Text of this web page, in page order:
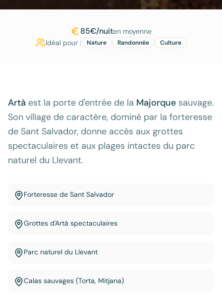
85€/nuiten moyenne
Idéal pour :
Nature Randonnée Culture
Artà est la porte d'entrée de la Majorque sauvage.
Son village de caractère, dominé par la forteresse
de Sant Salvador, donne accès aux grottes
spectaculaires et aux plages intactes du parc
naturel du Llevant.
Forteresse de Sant Salvador
Grottes d'Artà spectaculaires
Parc naturel du Llevant
Calas sauvages (Torta, Mitjana)